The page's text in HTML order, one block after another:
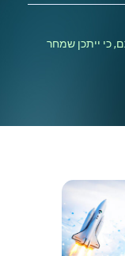
כי ייתכן שמחר